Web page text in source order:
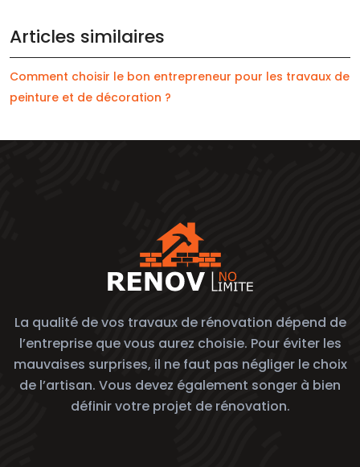
Articles similaires
Comment choisir le bon entrepreneur pour les travaux de
peinture et de décoration ?
La qualité de vos travaux de rénovation dépend de
l’entreprise que vous aurez choisie. Pour éviter les
mauvaises surprises, il ne faut pas négliger le choix
de l’artisan. Vous devez également songer à bien
définir votre projet de rénovation.